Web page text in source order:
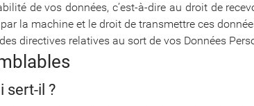
de vos données, c’est-à-dire au droit de
la machine et le droit de transmettre ces
directives relatives au sort de vos Données
sert-il ?